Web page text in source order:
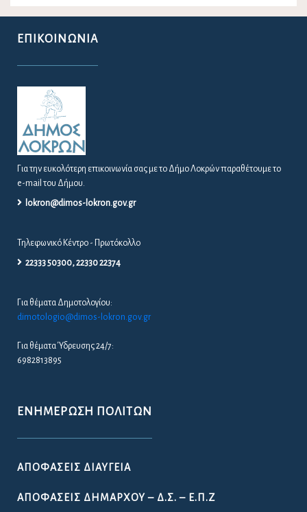
ΕΠΙΚΟΙΝΩΝΊΑ
Για την ευκολότερη επικοινωνία σας με το Δήμο Λοκρών παραθέτουμε το
e-mail του Δήμου.
lokron@dimos-lokron.gov.gr
Τηλεφωνικό Κέντρο - Πρωτόκολλο
22333 50300, 22330 22374
Για θέματα Δημοτολογίου:
dimotologio@dimos-lokron.gov.gr
Για θέματα Ύδρευσης 24/7:
6982813895
ΕΝΗΜΈΡΩΣΗ ΠΟΛΙΤΏΝ
ΑΠΟΦΆΣΕΙΣ ΔΙΑΎΓΕΙΑ
ΑΠΟΦΆΣΕΙΣ ΔΗΜΆΡΧΟΥ – Δ.Σ. – Ε.Π.Ζ